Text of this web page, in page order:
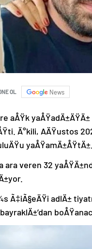
OL News
aÅŸk
Ä°kili, AÄŸustos
yaÅŸamÄ±ÅŸtÄ±.
veren 32
Ã‡iÃ§eÄŸi adlÄ±